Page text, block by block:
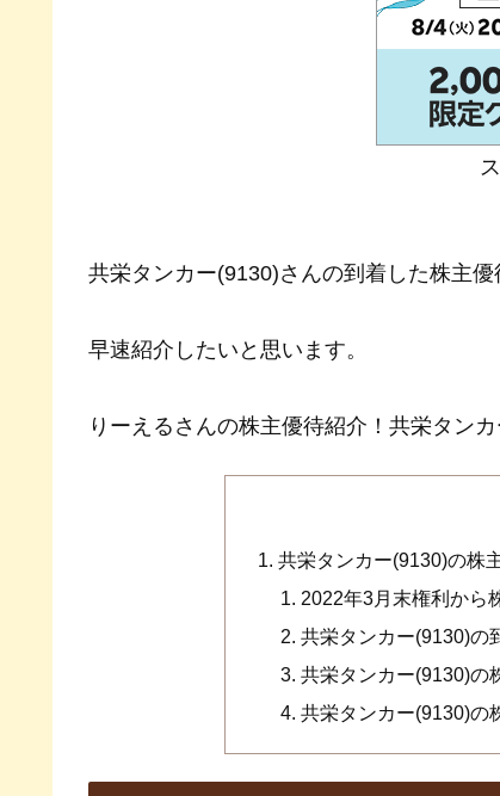
共栄タンカー(9130)さんの到着した株主優
早速紹介したいと思います。
りーえるさんの株主優待紹介！共栄タン
共栄タンカー(9130)の株
2022年3月末権利から
共栄タンカー(9130)の
共栄タンカー(9130)の
共栄タンカー(9130)の